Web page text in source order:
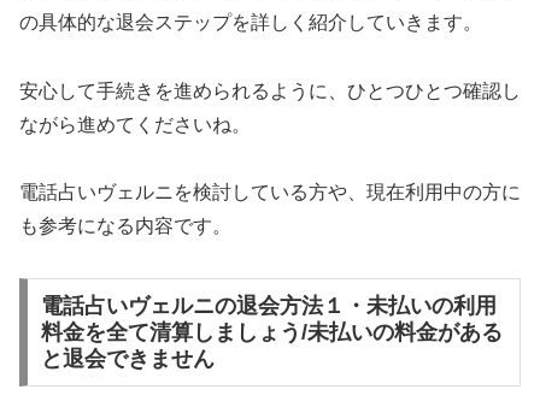
の具体的な退会ステップを詳しく紹介していきます。
安心して手続きを進められるように、ひとつひとつ確認し
ながら進めてくださいね。
電話占いヴェルニを検討している方や、現在利用中の方に
も参考になる内容です。
電話占いヴェルニの退会方法１・未払いの利用
料金を全て清算しましょう/未払いの料金がある
と退会できません